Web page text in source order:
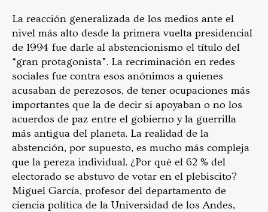
La reacción generalizada de los medios ante el
nivel más alto desde la primera vuelta presidencial
de 1994 fue darle al abstencionismo el título del
“gran protagonista”. La recriminación en redes
sociales fue contra esos anónimos a quienes
acusaban de perezosos, de tener ocupaciones más
importantes que la de decir si apoyaban o no los
acuerdos de paz entre el gobierno y la guerrilla
más antigua del planeta. La realidad de la
abstención, por supuesto, es mucho más compleja
que la pereza individual. ¿Por qué el 62 % del
electorado se abstuvo de votar en el plebiscito?
Miguel García, profesor del departamento de
ciencia política de la Universidad de los Andes,